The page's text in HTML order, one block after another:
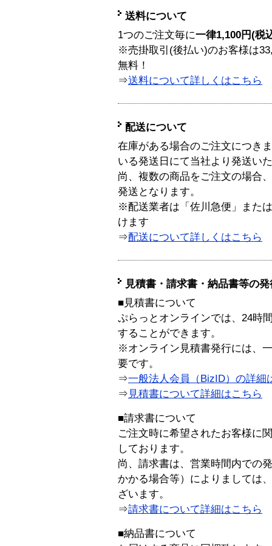
送料について
1つのご注文毎に一律1,100円(税
※売掛取引(後払い)のお客様は
無料！
⇒送料について詳しくはこちら
配送について
在庫がある場合のご注文につき
いる発送日にて当社より発送い
尚、複数の商品をご注文の場合
発送となります。
※配送業者は「佐川急便」また
けます
⇒配送について詳しくはこちら
見積書・請求書・納品書等の
■見積書について
ぷらっとオンラインでは、24時
することができます。
※オンライン見積書発行には、
要です。
⇒一般法人会員（BizID）の詳細
⇒ 見積書について詳細はこちら
■請求書について
ご注文時に希望されたお客様に
しております。
尚、請求書は、営業時間内での
かかる場合等）によりましては
ざいます。
⇒請求書について詳細はこちら
■納品書について